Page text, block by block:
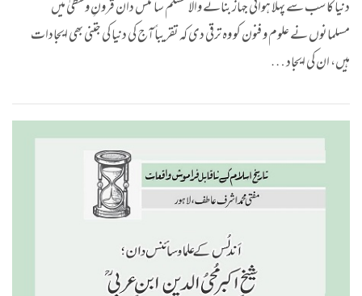
دنیا کا سب سے پہلا ہوائی جہاز بنانے والا مسلم سائنس دان قرونِ وسطیٰ میں
مسلمانوں نے علوم و فنون کو وہ ترقی دی کہ تقریباً آج کی دنیا کی جتنی بھی ایجادات
ہیں، ان کی ایجاد …